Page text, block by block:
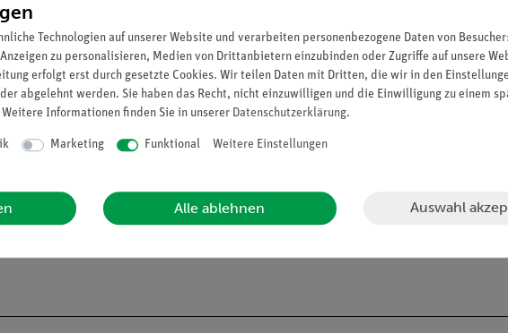
an Privatpersonen verkaufen. Lt. ChemVerbotsV dürfen wir Chemikalien
und Lehranstalten abgeben.
Technologien auf unserer Website und verarbeiten personenbezogene Daten von
zu personalisieren, Medien von Drittanbietern einzubinden oder Zugriffe auf unsere
erfolgt erst durch gesetzte Cookies. Wir teilen Daten mit Dritten, die wir in den
abgelehnt werden. Sie haben das Recht, nicht einzuwilligen und die Einwilligung zu einem
Informationen finden Sie in unserer Daten­schutz­erklärung.
Marketing Funktional Weitere Einstellungen
Alle ablehnen Auswahl